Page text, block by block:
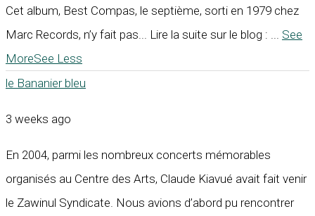
Cet album, Best Compas, le septième, sorti en 1979 chez
Marc Records, n’y fait pas... Lire la suite sur le blog : ... See
MoreSee Less
le Bananier bleu
3 weeks ago
En 2004, parmi les nombreux concerts mémorables
organisés au Centre des Arts, Claude Kiavué avait fait venir
le Zawinul Syndicate. Nous avions d’abord pu rencontrer